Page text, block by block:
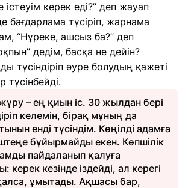
істеуім керек еді?” деп жауап
бағдарлама түсіріп, жарнама
“Нұреке, ашсыз ба?” деп
дедім, басқа не дейін?
түсіндіріп әуре болудың қажеті
түсінбейді.
жүру – ең қиын іс. 30 жылдан бері
келемін, бірақ мұның да
енді түсіндім. Көңілді адамға
бұйырмайды екен. Көпшілік
пайдаланып қалуға
керек кезінде іздейді, ал керегі
ұмытады. Ақшасы бар,